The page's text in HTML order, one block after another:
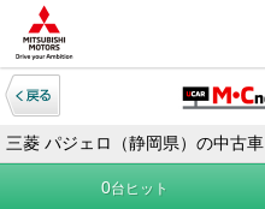
三菱 パジェロ（静岡県）の中古車
0台ヒット